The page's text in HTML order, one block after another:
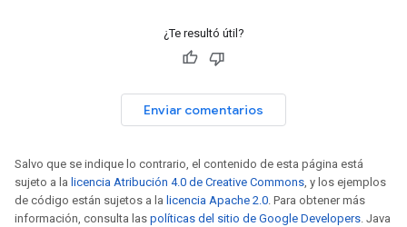
¿Te resultó útil?
Enviar comentarios
Salvo que se indique lo contrario, el contenido de esta página está
sujeto a la licencia Atribución 4.0 de Creative Commons, y los ejemplos
de código están sujetos a la licencia Apache 2.0. Para obtener más
información, consulta las políticas del sitio de Google Developers. Java